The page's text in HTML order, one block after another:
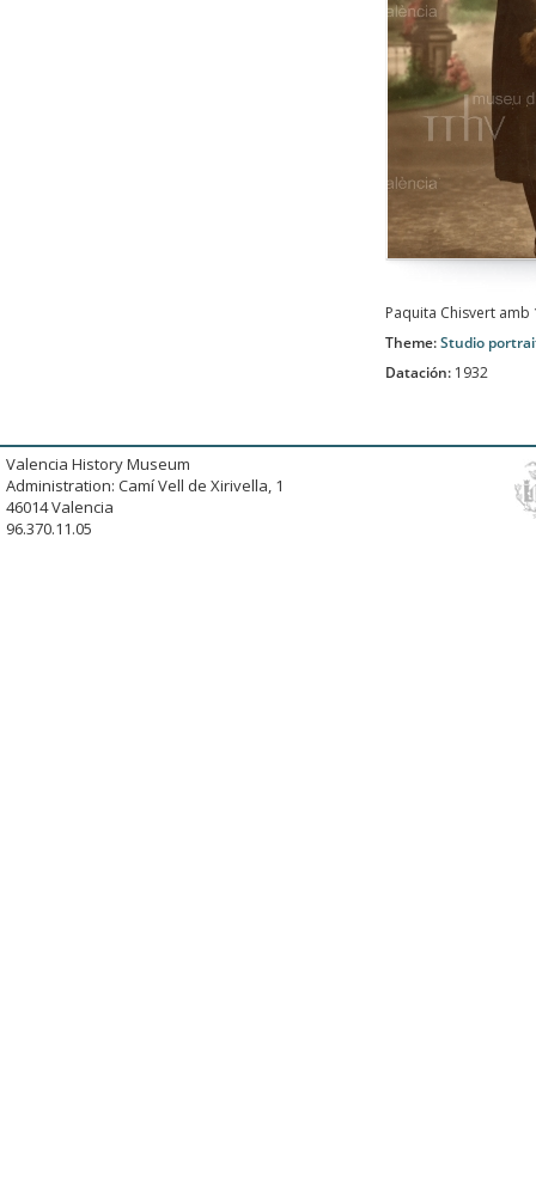
Paquita Chisvert
Theme:Studio
Datación: 1932
Valencia History Museum
Administration: Camí Vell de Xirivella, 1
46014 Valencia
96.370.11.05